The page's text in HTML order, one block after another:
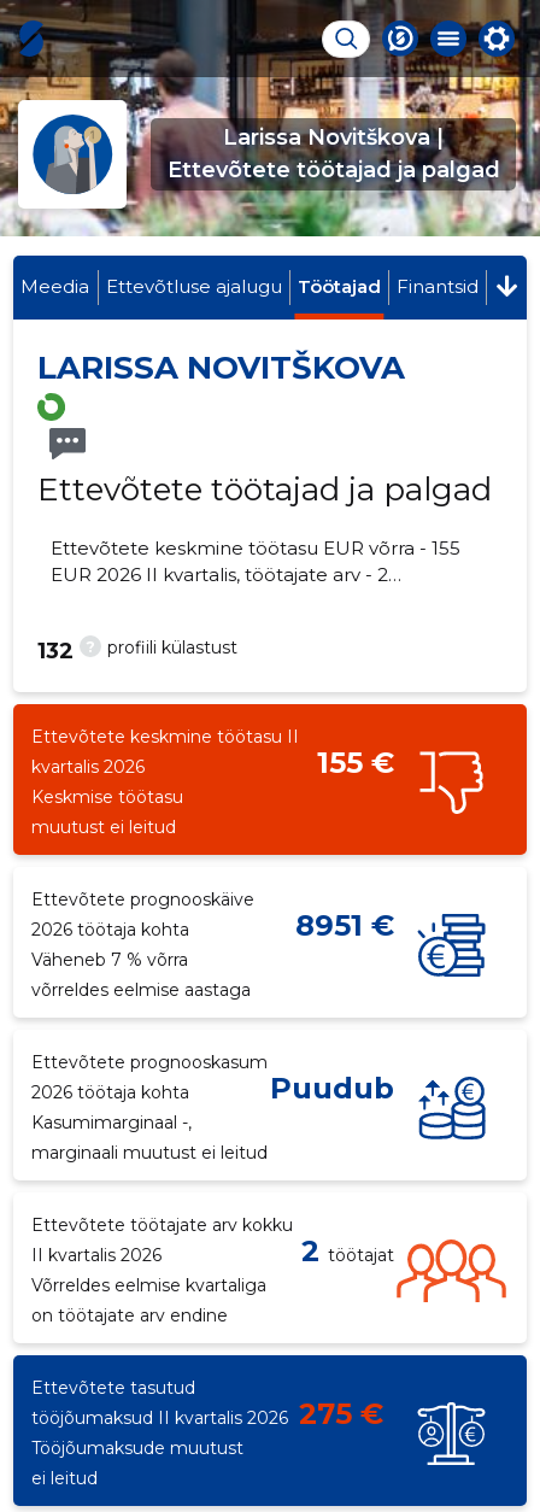
Larissa Novitškova |
Ettevõtete töötajad ja palgad
Meedia Ettevõtluse ajalugu Töötajad Finantsid
LARISSA NOVITŠKOVA
Ettevõtete töötajad ja palgad
Ettevõtete keskmine töötasu EUR võrra - 155
EUR 2026 II kvartalis, töötajate arv - 2
? profiili külastust
132
Ettevõtete keskmine töötasu II
kvartalis 2026
155 €
Keskmise töötasu
muutust ei leitud
Ettevõtete prognooskäive
2026 töötaja kohta
8951 €
Väheneb 7 % võrra
võrreldes eelmise aastaga
Ettevõtete prognooskasum
2026 töötaja kohta
Puudub
Kasumimarginaal -,
marginaali muutust ei leitud
Ettevõtete töötajate arv kokku
II kvartalis 2026
2 töötajat
Võrreldes eelmise kvartaliga
on töötajate arv endine
Ettevõtete tasutud
tööjõumaksud II kvartalis 2026 275 €
Tööjõumaksude muutust
ei leitud